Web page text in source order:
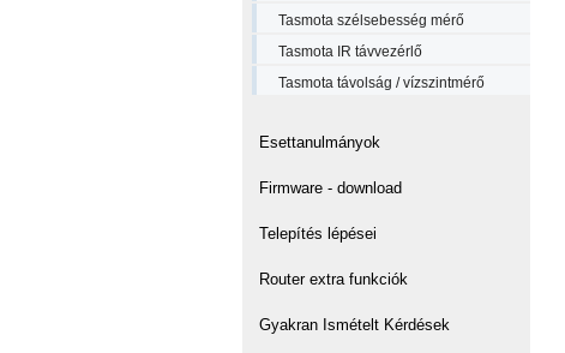
Tasmota szélsebesség mérő
Tasmota IR távvezérlő
Tasmota távolság / vízszintmérő
Esettanulmányok
Firmware - download
Telepítés lépései
Router extra funkciók
Gyakran Ismételt Kérdések